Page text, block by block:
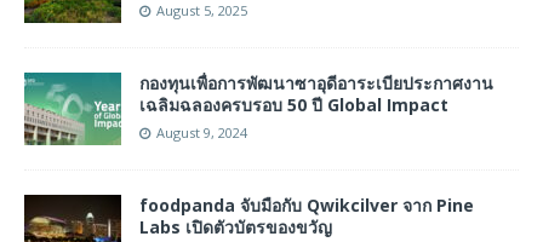
August 5, 2025
กองทุนเพื่อการพัฒนาซาอุดีอาระเบียประกาศงาน
เฉลิมฉลองครบรอบ 50 ปี Global Impact
August 9, 2024
foodpanda จับมือกับ Qwikcilver จาก Pine
Labs เปิดตัวบัตรของขวัญ